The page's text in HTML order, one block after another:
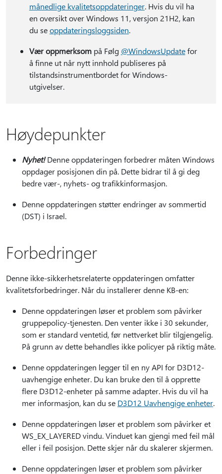
månedlige kvalitetsoppdateringer. Hvis du vil ha
en oversikt over Windows 11, versjon 21H2, kan
du seoppdateringsloggsiden.
Vær oppmerksompå Følg @WindowsUpdatefor
å finne ut når nytt innhold publiseres på
tilstandsinstrumentbordet for Windows-
utgivelser.
Høydepunkter
Nyhet!Denne oppdateringen forbedrer måten Windows
oppdager posisjonen din på. Dette bidrar til å gi deg
bedre vær-, nyhets- og trafikkinformasjon.
Denne oppdateringen støtter endringer av sommertid
(DST) i Israel.
Forbedringer
Denne ikke-sikkerhetsrelaterte oppdateringen omfatter
kvalitetsforbedringer. Når du installerer denne KB-en:
Denne oppdateringen løser et problem som påvirker
gruppepolicy-tjenesten. Den venter ikke i 30 sekunder,
som er standard ventetid, før nettverket blir tilgjengelig.
På grunn av dette behandles ikke policyer på riktig måte.
Denne oppdateringen legger til en ny API for D3D12-
uavhengige enheter. Du kan bruke den til å opprette
flere D3D12-enheter på samme adapter. Hvis du vil ha
mer informasjon, kan du se D3D12 Uavhengige enheter.
Denne oppdateringen løser et problem som påvirker et
WS_EX_LAYERED vindu. Vinduet kan gjengi med feil mål
eller i feil posisjon. Dette skjer når du skalerer skjermen.
Denne oppdateringen løser et problem som påvirker